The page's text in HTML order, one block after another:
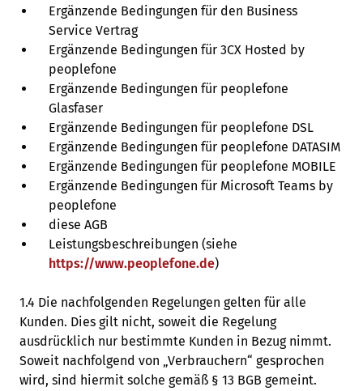
Ergänzende Bedingungen für den Business
Service Vertrag
Ergänzende Bedingungen für 3CX Hosted by
peoplefone
Ergänzende Bedingungen für peoplefone
Glasfaser
Ergänzende Bedingungen für peoplefone DSL
Ergänzende Bedingungen für peoplefone DATASIM
Ergänzende Bedingungen für peoplefone MOBILE
Ergänzende Bedingungen für Microsoft Teams by
peoplefone
diese AGB
Leistungsbeschreibungen (siehe
https://www.peoplefone.de)
1.4 Die nachfolgenden Regelungen gelten für alle
Kunden. Dies gilt nicht, soweit die Regelung
ausdrücklich nur bestimmte Kunden in Bezug nimmt.
Soweit nachfolgend von „Verbrauchern“ gesprochen
wird, sind hiermit solche gemäß § 13 BGB gemeint.